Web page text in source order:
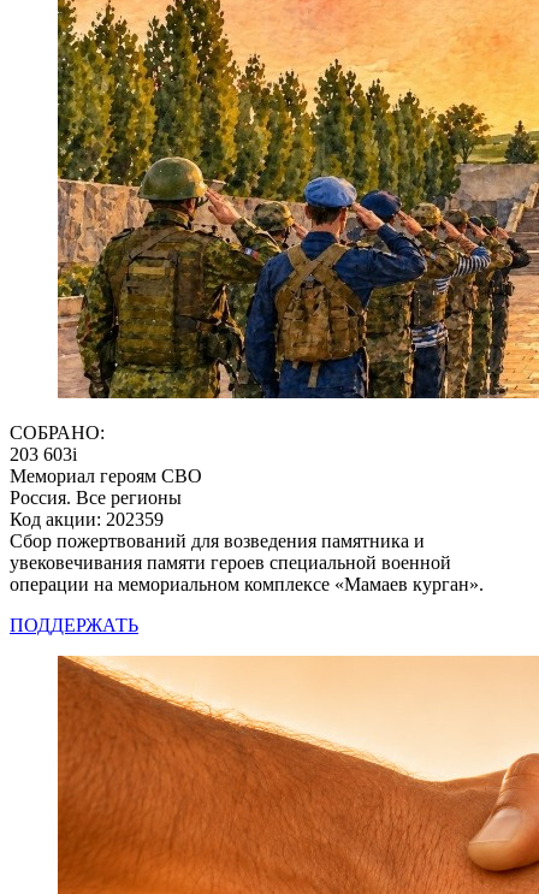
СОБРАНО:
203 603i
Мемориал героям СВО
Россия. Все регионы
Код акции: 202359
Сбор пожертвований для возведения памятника и
увековечивания памяти героев специальной военной
операции на мемориальном комплексе «Мамаев курган».
ПОДДЕРЖАТЬ